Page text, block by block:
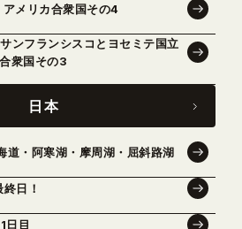
メリカ合衆国その4
フランシスコとヨセミテ国立
衆国その3
日本
・阿寒湖・摩周湖・屈斜路湖
日！
日目